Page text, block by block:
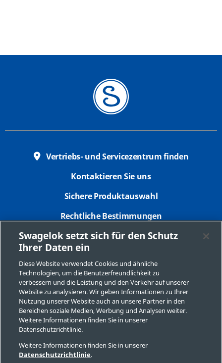
Vertriebs- und Servicezentrum finden
Kontaktieren Sie uns
Sichere Produktauswahl
Rechtliche Bestimmungen
Datenschutzbestimmungen
Seitenverzeichnis
Cookie-Präferenzen
Meine personenbezogenen Informationen nicht
verkaufen oder mit anderen teilen
Swagelok setzt sich für den Schutz
Ihrer Daten ein
Diese Website verwendet Cookies und ähnliche
Technologien, um die Benutzerfreundlichkeit zu
verbessern und die Leistung und den Verkehr auf unserer
Website zu analysieren. Wir geben Informationen zu Ihrer
Nutzung unserer Website auch an unsere Partner in den
Bereichen soziale Medien, Werbung und Analysen weiter.
Weitere Informationen finden Sie in unserer
Datenschutzrichtlinie.
Weitere Informationen finden Sie in unserer
Datenschutzrichtlinie.